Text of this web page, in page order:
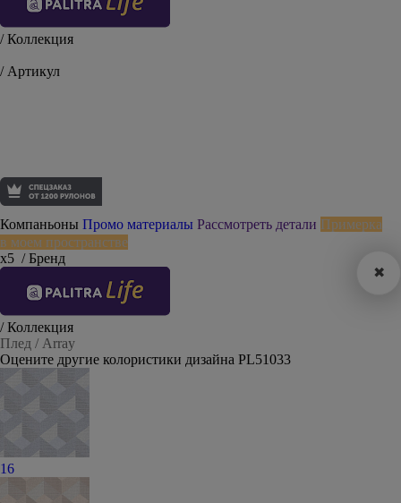
/ Коллекция
/ Артикул
Компаньоны Промо материалы Рассмотреть детали Примерка
в моем пространстве
х5
✖
/ Бренд
/ Коллекция
Плед / Array
Оцените другие колористики дизайна PL51033
16